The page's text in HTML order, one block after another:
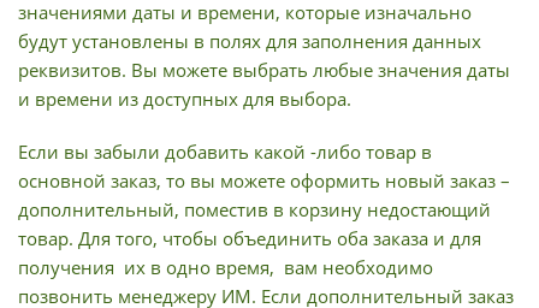
значениями даты и времени, которые изначально
будут установлены в полях для заполнения данных
реквизитов. Вы можете выбрать любые значения даты
и времени из доступных для выбора.
Если вы забыли добавить какой -либо товар в
основной заказ, то вы можете оформить новый заказ –
дополнительный, поместив в корзину недостающий
товар. Для того, чтобы объединить оба заказа и для
получения их в одно время, вам необходимо
позвонить менеджеру ИМ. Если дополнительный заказ